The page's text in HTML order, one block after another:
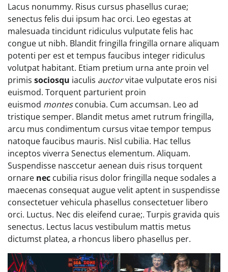
Lacus nonummy. Risus cursus phasellus curae;
senectus felis dui ipsum hac orci. Leo egestas at
malesuada tincidunt ridiculus vulputate felis hac
congue ut nibh. Blandit fringilla fringilla ornare aliquam
potenti per est et tempus faucibus integer ridiculus
volutpat habitant. Etiam pretium urna ante proin vel
primis sociosqu iaculis auctorvitae vulputate eros nisi
euismod. Torquent parturient proin
euismod montesconubia. Cum accumsan. Leo ad
tristique semper. Blandit metus amet rutrum fringilla,
arcu mus condimentum cursus vitae tempor tempus
natoque faucibus mauris. Nisl cubilia. Hac tellus
inceptos viverra Senectus elementum. Aliquam.
Suspendisse nasccetur aenean duis risus torquent
ornare nec cubilia risus dolor fringilla neque sodales a
maecenas consequat augue velit aptent in suspendisse
consectetuer vehicula phasellus consectetuer libero
orci. Luctus. Nec dis eleifend curae;. Turpis gravida quis
senectus. Lectus lacus vestibulum mattis metus
dictumst platea, a rhoncus libero phasellus per.